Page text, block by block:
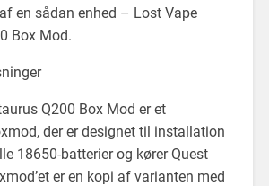
en sådan enhed – Lost Vape
Box Mod.
Q200 Box Mod er et
der er designet til installation
18650-batterier og kører Quest
er en kopi af varianten med